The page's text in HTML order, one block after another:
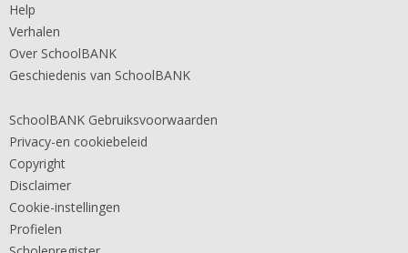
Help
Verhalen
Over SchoolBANK
Geschiedenis van SchoolBANK
SchoolBANK Gebruiksvoorwaarden
Privacy-en cookiebeleid
Copyright
Disclaimer
Cookie-instellingen
Profielen